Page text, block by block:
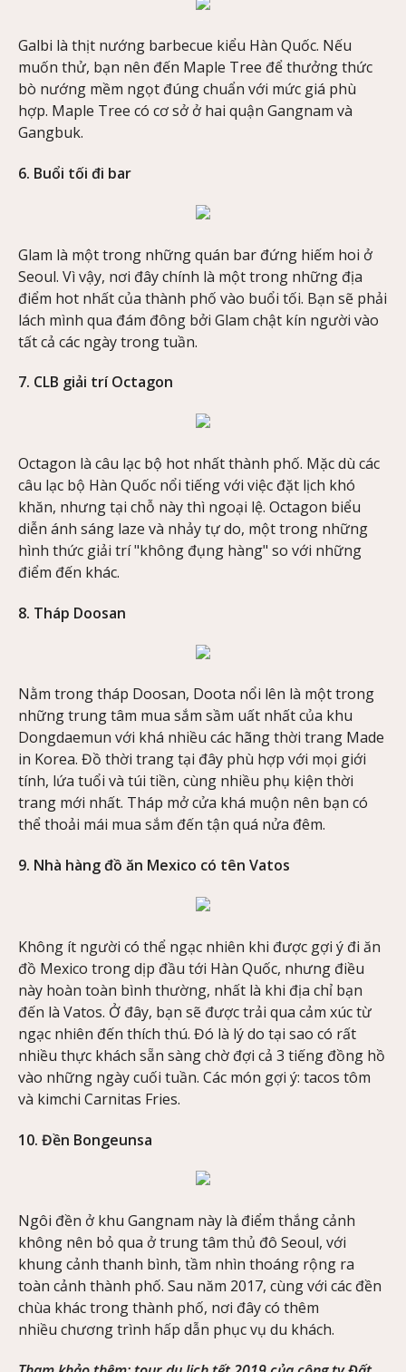
Galbi là thịt nướng barbecue kiểu Hàn Quốc. Nếu
muốn thử, bạn nên đến Maple Tree để thưởng thức
bò nướng mềm ngọt đúng chuẩn với mức giá phù
hợp. Maple Tree có cơ sở ở hai quận Gangnam và
Gangbuk.
6. Buổi tối đi bar
Glam là một trong những quán bar đứng hiếm hoi ở
Seoul. Vì vậy, nơi đây chính là một trong những địa
điểm hot nhất của thành phố vào buổi tối. Bạn sẽ phải
lách mình qua đám đông bởi Glam chật kín người vào
tất cả các ngày trong tuần.
7. CLB giải trí Octagon
Octagon là câu lạc bộ hot nhất thành phố. Mặc dù các
câu lạc bộ Hàn Quốc nổi tiếng với việc đặt lịch khó
khăn, nhưng tại chỗ này thì ngoại lệ. Octagon biểu
diễn ánh sáng laze và nhảy tự do, một trong những
hình thức giải trí "không đụng hàng" so với những
điểm đến khác.
8. Tháp Doosan
Nằm trong tháp Doosan, Doota nổi lên là một trong
những trung tâm mua sắm sầm uất nhất của khu
Dongdaemun với khá nhiều các hãng thời trang Made
in Korea. Đồ thời trang tại đây phù hợp với mọi giới
tính, lứa tuổi và túi tiền, cùng nhiều phụ kiện thời
trang mới nhất. Tháp mở cửa khá muộn nên bạn có
thể thoải mái mua sắm đến tận quá nửa đêm.
9. Nhà hàng đồ ăn Mexico có tên Vatos
Không ít người có thể ngạc nhiên khi được gợi ý đi ăn
đồ Mexico trong dịp đầu tới Hàn Quốc, nhưng điều
này hoàn toàn bình thường, nhất là khi địa chỉ bạn
đến là Vatos. Ở đây, bạn sẽ được trải qua cảm xúc từ
ngạc nhiên đến thích thú. Đó là lý do tại sao có rất
nhiều thực khách sẵn sàng chờ đợi cả 3 tiếng đồng hồ
vào những ngày cuối tuần. Các món gợi ý: tacos tôm
và kimchi Carnitas Fries.
10. Đền Bongeunsa
Ngôi đền ở khu Gangnam này là điểm thắng cảnh
không nên bỏ qua ở trung tâm thủ đô Seoul, với
khung cảnh thanh bình, tầm nhìn thoáng rộng ra
toàn cảnh thành phố. Sau năm 2017, cùng với các đền
chùa khác trong thành phố, nơi đây có thêm
nhiều chương trình hấp dẫn phục vụ du khách.